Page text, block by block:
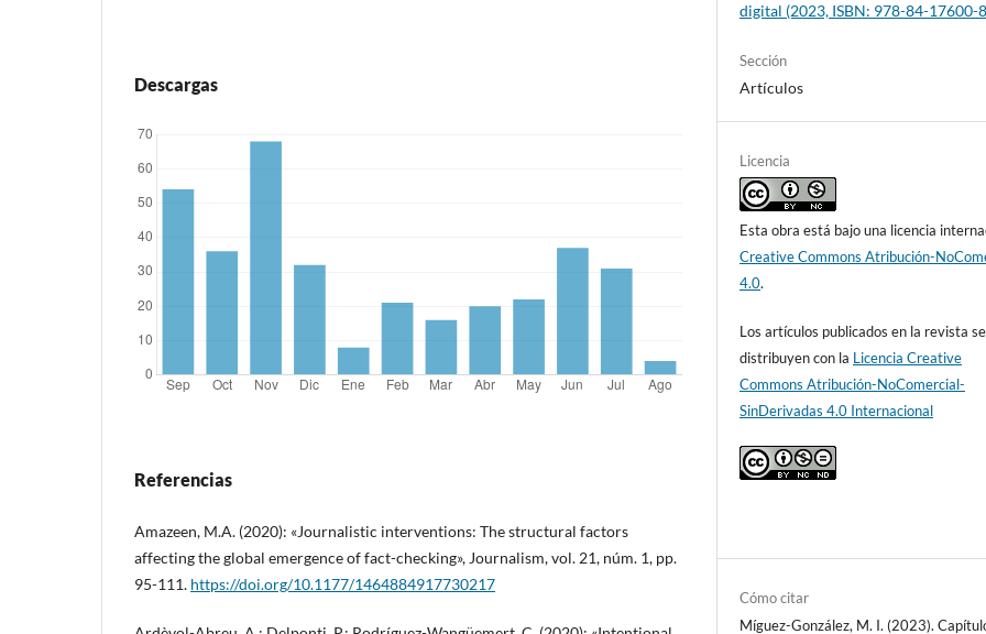
Descargas
Referencias
Amazeen, M.A. (2020): «Journalistic interventions: The structural factors
affecting the global emergence of fact-checking», Journalism, vol. 21, núm. 1, pp.
95-111. https://doi.org/10.1177/1464884917730217
digital (2023, ISBN: 978-84-17600-
Sección
Artículos
Licencia
Esta obra está bajo una licencia
Creative Commons Atribución-
4.0.
Los artículos publicados en la revista se
distribuyen con la Licencia Creative
Commons Atribución-NoComercial-
SinDerivadas 4.0 Internacional
Cómo citar
Míguez-González, M. I. (2023).